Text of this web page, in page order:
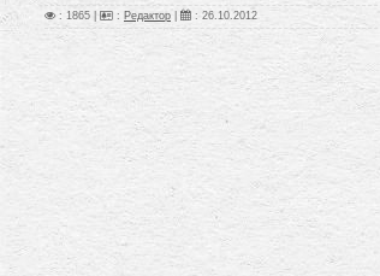
: 1865 | : Редактор : 26.10.2012